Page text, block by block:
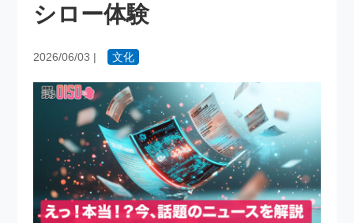
シロー体験
2026/06/03 | 文化